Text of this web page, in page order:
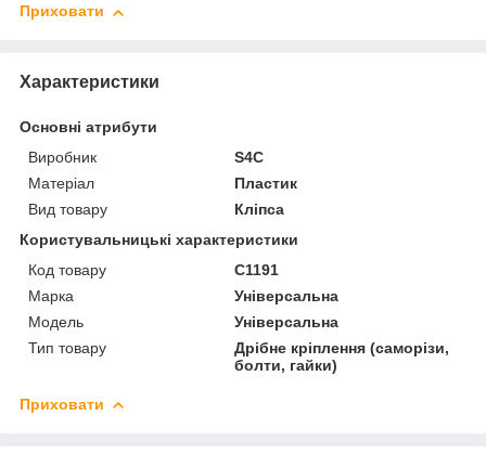
Приховати
Характеристики
Основні атрибути
Виробник
S4C
Матеріал
Пластик
Вид товару
Кліпса
Користувальницькі характеристики
Код товару
C1191
Марка
Універсальна
Мoдель
Універсальна
Тип товару
Дрібне кріплення (саморізи,
болти, гайки)
Приховати